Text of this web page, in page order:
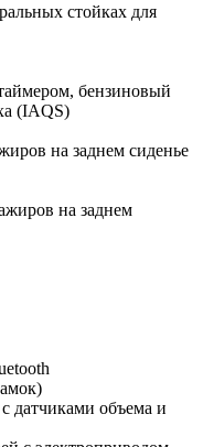
стойках для
бензиновый
(IAQS)
на заднем сиденье
на заднем
датчиками объема и